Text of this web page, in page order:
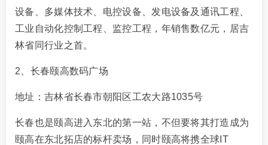
设备、多媒体技术、电控设备、发电设备及通讯工程、
工业自动化控制工程、监控工程，年销售数亿元，居吉
林省同行业之首。
2、长春颐高数码广场
地址：吉林省长春市朝阳区工农大路1035号
长春也是颐高进入东北的第一站，不但要将其打造成为
颐高在东北拓店的标杆卖场，同时颐高将携全球IT